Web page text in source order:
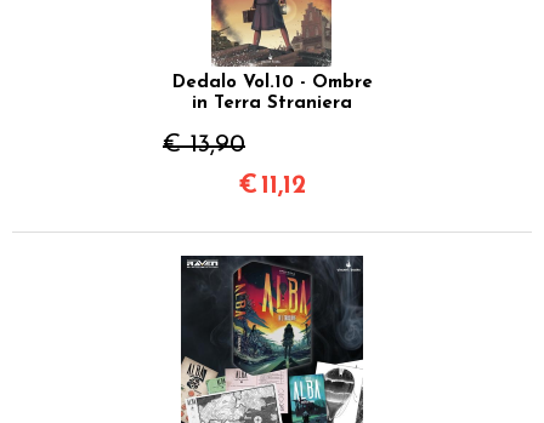
Dedalo Vol.10 - Ombre
in Terra Straniera
€ 13,90
€ 11,12